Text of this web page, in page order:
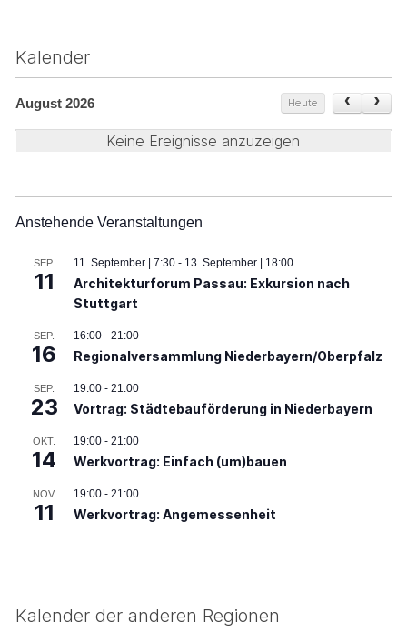
Kalender
August 2026 Heute
Keine Ereignisse anzuzeigen
Anstehende Veranstaltungen
SEP.
11
11. September | 7:30- 13. September | 18:00
Architekturforum Passau: Exkursion nach
Stuttgart
SEP.
16
16:00- 21:00
Regionalversammlung Niederbayern/Oberpfalz
SEP.
23
19:00- 21:00
Vortrag: Städtebauförderung in Niederbayern
OKT.
14
19:00- 21:00
Werkvortrag: Einfach (um)bauen
NOV.
11
19:00- 21:00
Werkvortrag: Angemessenheit
Kalender der anderen Regionen